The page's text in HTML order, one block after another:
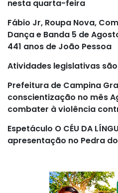
nesta quarta-feira
Fábio Jr, Roupa Nova,
Dança e Banda 5 de
441 anos de João Pessoa
Atividades legislativas
Prefeitura de Campina
conscientização no mês
combater à violência
Espetáculo O CÉU DA
apresentação no Pedra do